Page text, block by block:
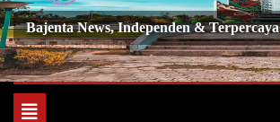
Bajenta News, Independen & Terpercaya
Toggle